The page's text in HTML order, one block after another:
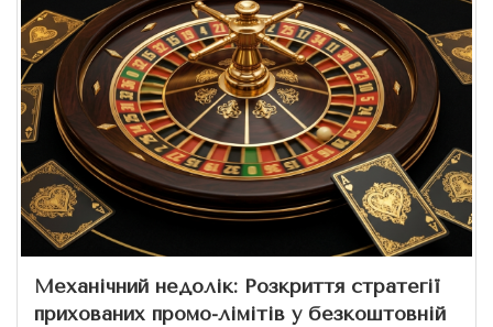
Механічний недолік: Розкриття стратегії
прихованих промо-лімітів у безкоштовній